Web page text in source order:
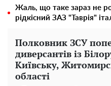
Жаль, що таке зараз не
рідкісний ЗАЗ "Таврія"
Полковник ЗСУ
диверсантів із
Київську,
області